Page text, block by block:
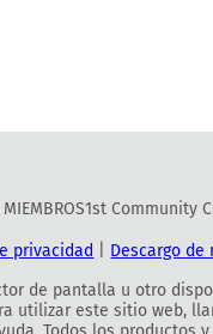
MIEMBROS1st Community
privacidad
Descargo de
de pantalla u otro
utilizar este sitio web,